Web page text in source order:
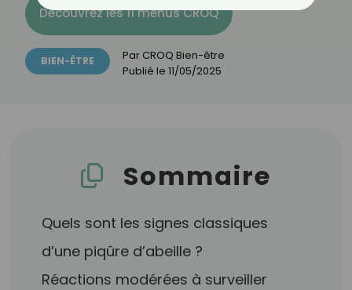
Découvrez les 11 menus CROQ
BIEN-ÊTRE Par CROQ Bien-être
Publié le 11/05/2025
Sommaire
Quels sont les signes classiques
d’une piqûre d’abeille ?
Réactions modérées à surveiller